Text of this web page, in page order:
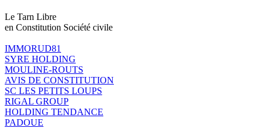
Le Tarn Libre
en Constitution Société civile
IMMORUD81
SYRE HOLDING
MOULINE-ROUTS
AVIS DE CONSTITUTION
SC LES PETITS LOUPS
RIGAL GROUP
HOLDING TENDANCE
PADOUE